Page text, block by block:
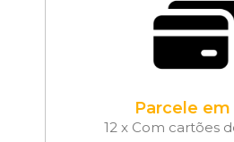
Parcele
12 x Com cartões